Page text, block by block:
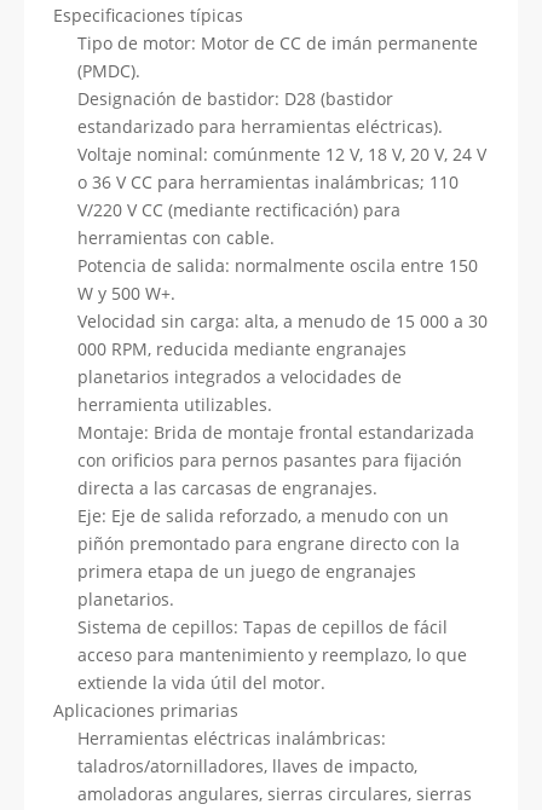
Especificaciones típicas
Tipo de motor: Motor de CC de imán permanente
(PMDC).
Designación de bastidor: D28 (bastidor
estandarizado para herramientas eléctricas).
Voltaje nominal: comúnmente 12 V, 18 V, 20 V, 24 V
o 36 V CC para herramientas inalámbricas; 110
V/220 V CC (mediante rectificación) para
herramientas con cable.
Potencia de salida: normalmente oscila entre 150
W y 500 W+.
Velocidad sin carga: alta, a menudo de 15 000 a 30
000 RPM, reducida mediante engranajes
planetarios integrados a velocidades de
herramienta utilizables.
Montaje: Brida de montaje frontal estandarizada
con orificios para pernos pasantes para fijación
directa a las carcasas de engranajes.
Eje: Eje de salida reforzado, a menudo con un
piñón premontado para engrane directo con la
primera etapa de un juego de engranajes
planetarios.
Sistema de cepillos: Tapas de cepillos de fácil
acceso para mantenimiento y reemplazo, lo que
extiende la vida útil del motor.
Aplicaciones primarias
Herramientas eléctricas inalámbricas:
taladros/atornilladores, llaves de impacto,
amoladoras angulares, sierras circulares, sierras